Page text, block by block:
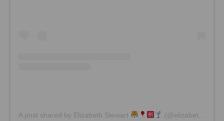
A post shared by Elizabeth Stewart (@elizabethstewart1)